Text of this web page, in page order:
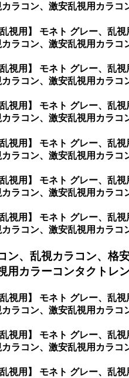
カラコン、激安乱視用カラ
/乱視用】 モネト グレー、乱
カラコン、激安乱視用カラ
/乱視用】 モネト グレー、乱
カラコン、激安乱視用カラ
/乱視用】 モネト グレー、乱
カラコン、激安乱視用カラ
/乱視用】 モネト グレー、乱
カラコン、激安乱視用カラ
/乱視用】 モネト グレー、乱
カラコン、激安乱視用カラ
/乱視用】 モネト グレー、乱
カラコン、激安乱視用カラコ
ン、乱視カラコン、格
用カラーコンタクトレ
/乱視用】 モネト グレー、乱
カラコン、激安乱視用カラコ
/乱視用】 モネト グレー、乱
カラコン、激安乱視用カラ
/乱視用】 モネト グレー、乱